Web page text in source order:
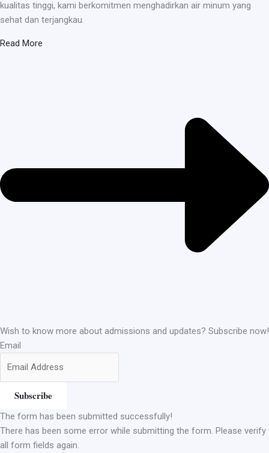
kualitas tinggi, kami berkomitmen menghadirkan air minum yang
sehat dan terjangkau.
Read More
Wish to know more about admissions and updates? Subscribe now!
Email
Subscribe
The form has been submitted successfully!
There has been some error while submitting the form. Please verify
all form fields again.